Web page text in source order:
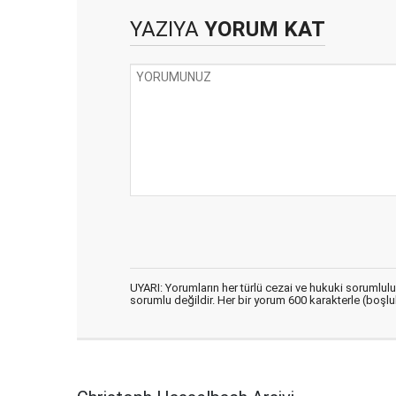
YAZIYA YORUM KAT
UYARI: Yorumların her türlü cezai ve hukuki
sorumlu değildir. Her bir yorum 600 karakterle